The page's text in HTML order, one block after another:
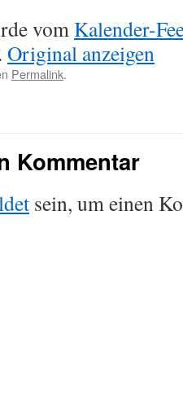
vom Kalender-
Original anzeigen
Permalink.
Kommentar
sein, um einen